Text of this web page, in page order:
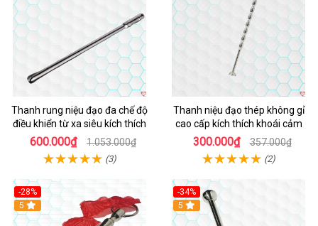
Thanh rung niệu đạo đa chế độ
điều khiển từ xa siêu kích thích
600.000₫ 1.053.000₫
(3)
Thanh niệu đạo thép không gỉ
cao cấp kích thích khoái cảm
300.000₫ 357.000₫
(2)
-28%
Hot
5
-34%
Hot
5